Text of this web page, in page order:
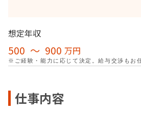
想定年収
500 〜 900 万円
※ご経験・能力に応じて決定。給与交渉もお
仕事内容